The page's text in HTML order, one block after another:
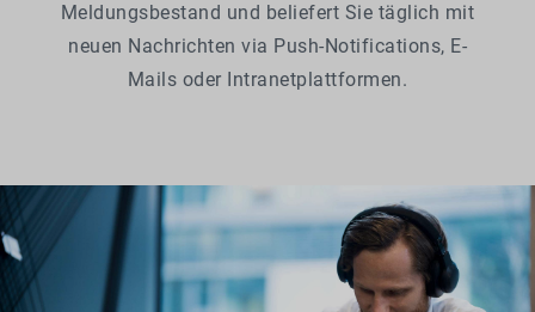
Meldungsbestand und beliefert Sie täglich mit
neuen Nachrichten via Push-Notifications, E-
Mails oder Intranetplattformen.